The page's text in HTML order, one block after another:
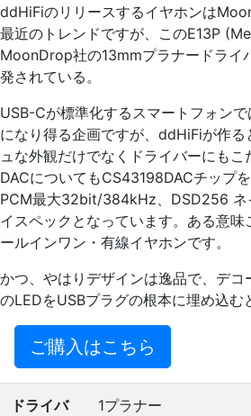
ddHiFiのリリースするイヤホンは
最近のトレンドですが、このE13P
MoonDrop社の13mmプラナードライ
発されている。
USB-Cが標準化するスマートフォン
になり得る企画ですが、ddHiFiが作る
ュな外観だけでなくドライバーにも
DACについてもCS43198DACチップ
PCM最大32bit/384kHz、DSD256 ネ
イスペックとなっています。ある意
ールインワン・有線イヤホンです。
かつ、やはりデザインは逸品で、デコ
のLEDをUSBプラグの根本に埋め込む
ご購入はこちら
ドライバ
1プラナー